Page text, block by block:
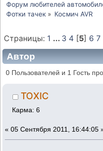
Форум любителей
Фотки тачек » Космич AVR
Страницы: 1 ... 3 4[5] 6 7
Автор
(Прочитано 28111
0 Пользователей и 1 Гость
TOXIC
Карма: 6
« 05 Сентября 2011, 16:44:05